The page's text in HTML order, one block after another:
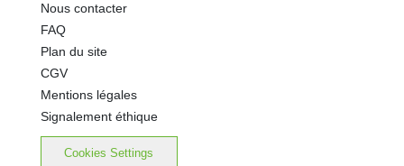
Nous contacter
FAQ
Plan du site
CGV
Mentions légales
Signalement éthique
Cookies Settings